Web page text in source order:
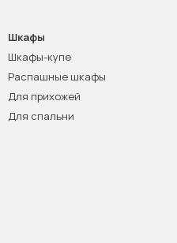
Шкафы
Шкафы-купе
Распашные шкафы
Для прихожей
Для спальни